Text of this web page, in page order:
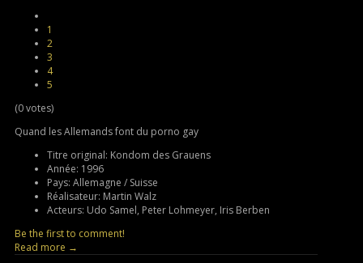
1
2
3
4
5
(0 votes)
Quand les Allemands font du porno gay
Titre original: Kondom des Grauens
Année: 1996
Pays: Allemagne / Suisse
Réalisateur: Martin Walz
Acteurs: Udo Samel, Peter Lohmeyer, Iris Berben
Be the first to comment!
Read more →